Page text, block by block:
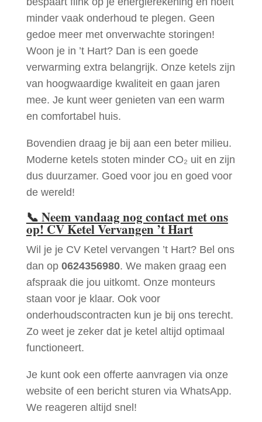
minder vaak onderhoud te plegen. Geen
gedoe meer met onverwachte storingen!
Woon je in ’t Hart? Dan is een goede
verwarming extra belangrijk. Onze ketels zijn
van hoogwaardige kwaliteit en gaan jaren
mee. Je kunt weer genieten van een warm
en comfortabel huis.
Bovendien draag je bij aan een beter milieu.
Moderne ketels stoten minder CO₂ uit en zijn
dus duurzamer. Goed voor jou en goed voor
de wereld!
📞 Neem vandaag nog contact met ons
op! CV Ketel Vervangen ’t Hart
Wil je je CV Ketel vervangen ’t Hart? Bel ons
dan op 0624356980. We maken graag een
afspraak die jou uitkomt. Onze monteurs
staan voor je klaar. Ook voor
onderhoudscontracten kun je bij ons terecht.
Zo weet je zeker dat je ketel altijd optimaal
functioneert.
Je kunt ook een offerte aanvragen via onze
website of een bericht sturen via WhatsApp.
We reageren altijd snel!